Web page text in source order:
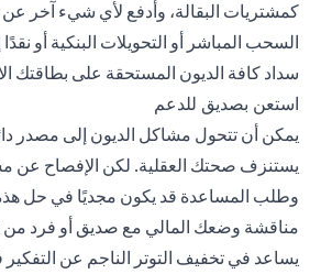
كمشتريات البقالة، وأدفع لأي شيء آخر
السحب المباشر أو التحويلات البنكية أو
سداد كافة الديون المستحقة على بطاقتك
استعن بصديق للدعم
يمكن أن تتحول مشاكل الديون إلى مصدر
يستنزف صحتك العقلية. لكن الإفصاح عن
وطلب المساعدة قد يكون مجديًا في حل
مناقشة وضعك المالي مع صديق أو فرد من
يساعد في تخفيف التوتر الناجم عن التفكير